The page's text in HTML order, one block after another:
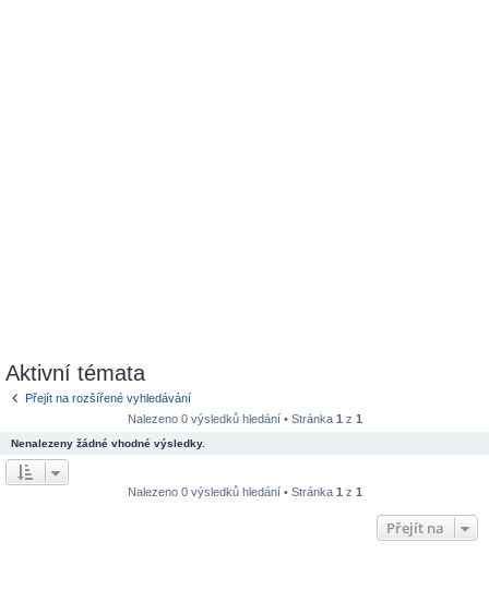
Aktivní témata
Přejít na rozšířené vyhledávání
Nalezeno 0 výsledků hledání • Stránka 1 z 1
Nenalezeny žádné vhodné výsledky.
Nalezeno 0 výsledků hledání • Stránka 1 z 1
Přejít na